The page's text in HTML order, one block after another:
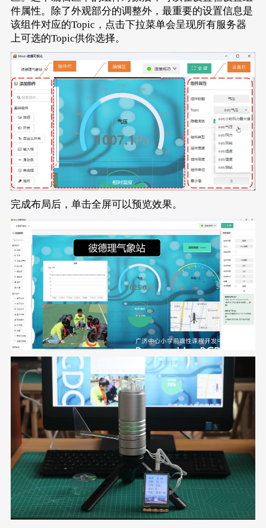
件属性。除了外观部分的调整外，最重要的设置信息是
该组件对应的Topic，点击下拉菜单会呈现所有服务器
上可选的Topic供你选择。
完成布局后，单击全屏可以预览效果。